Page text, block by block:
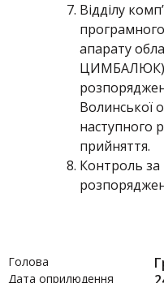
Відділу
апарату
ЦИМБАЛЮК)
Волинської
наступного
прийняття.
Контроль
Голова
Дата оприлюдення